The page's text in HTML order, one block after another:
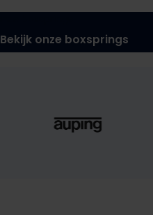
Bekijk onze boxsprings